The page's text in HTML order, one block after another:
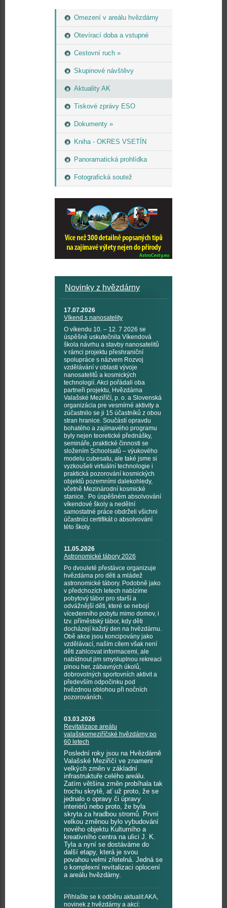
Omezení v areálu hvězdárny
Otevírací doba a vstupné
Cestovní ruch »
Skupinové návštěvy
Aktuality AK
Tiskové zprávy ESO
Dokumenty »
Kniha - OKRES VSETÍN
Panoramatická prohlídka
Fotografická soutež
Novinky z hvězdárny
17.07.2026
Víkend s nanosatelity
O víkendu 10. – 12. 7 2026 se
úspěšně uskutečnila Víkendová
škola návrhu a stavby nanosatelitů
v rámci projektu přeshraniční
spolupráce s názvem Rozvoj
vzdělávání v oblasti vývoje
nanosatelitů a kosmických
technologií. Akci pořádali oba
partneři projektu, Hvězdárna
Valašské Meziříčí, p. o. a Slovenská
organizácia pre vesmírné aktivity a
zúčastnilo se ji 15 účastníků z obou
stran hranice. Součástí opravdu
bohatého a zajímavého programu
byly nejen teoretické přednášky,
semináře, praktické činnosti se
složením Schoolsatů – výukového
modelu cubesatu, ale také jsme si
vyzkoušeli virtuální technologie i
praktická pozorování kosmických
objektů pozemními dalekohledy,
včetně Mezinárodní kosmické
stanice. Po úspěšném absolvování
víkendové školy a nedělní
samostatné práce obdrželi všichni
účastníci certifikát o absolvování
této školy.
11.05.2026
Astronomické tábory 2026
Po dvouleté přestávce organizuje
hvězdárna pro děti a mládež
astronomické tábory. Podobně jako
v předchozích letech nabízíme
pobytový tábor pro starší a
odvážnější děti, které se nebojí
vícedenního pobytu mimo domov, i
tzv. příměstský tábor, kdy děti
docházejí každý den na hvězdárnu.
Obě akce jsou koncipovány jako
vzdělávací, naším cílem však není
děti zahlcovat informacemi, ale
nabídnout jim smysluplnou rekreaci
plnou her, zábavných úkolů,
dobrovolných sportovních aktivit a
především odpočinku pod
hvězdnou oblohou při nočních
pozorováních.
03.03.2026
Revitalizace areálu
valašskomeziříčské hvězdárny po
60 letech
Poslední roky jsou na Hvězdárně
Valašské Meziříčí ve znamení
velkých změn v základní
infrastruktuře celého areálu.
Zatím většina změn probíhala tak
trochu skrytě, ať už proto, že se
jednalo o opravy či úpravy
interiérů nebo proto, že byla
skryta za hradbou stromů. První
velkou změnou bylo vybudování
nového objektu Kulturního a
kreativního centra na ulici J. K.
Tyla a nyní se dostáváme do
další etapy, která je svou
povahou velmi zřetelná. Jedná se
o komplexní revitalizaci oplocení
a areálu hvězdárny.
Přihlašte se k odběru aktualit AKA,
novinek z hvězdárny a akcí: